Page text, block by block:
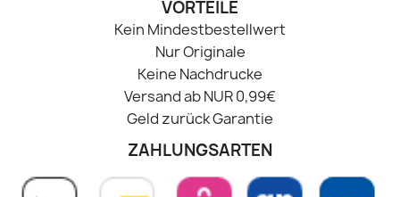
VORTEILE
Kein Mindestbestellwert
Nur Originale
Keine Nachdrucke
Versand ab NUR 0,99€
Geld zurück Garantie
ZAHLUNGSARTEN